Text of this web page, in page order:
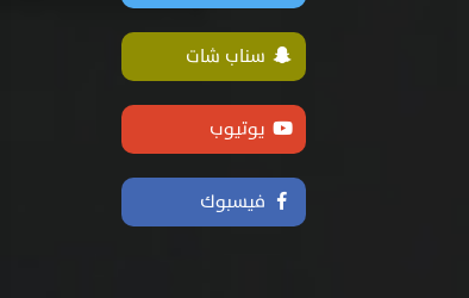
سناب شات
يوتيوب
فيسبوك